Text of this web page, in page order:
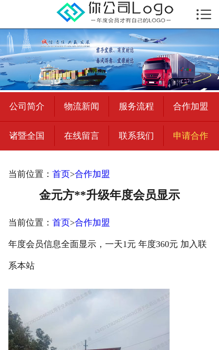
 首页
公司简介
物流新闻
绍兴至全国
合作加盟
宜荣智联

公司简介 物流新闻 服务流程 合作加盟
诸暨全国 在线留言 联系我们 申请合作
当前位置： 首页>合作加盟
金元方**升级年度会员显示
当前位置： 首页>合作加盟
年度会员信息全面显示，一天1元 年度360元 加入联
系本站